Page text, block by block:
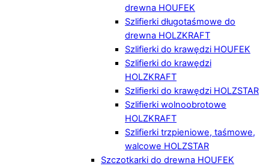
drewna HOUFEK
Szlifierki długotaśmowe do
drewna HOLZKRAFT
Szlifierki do krawędzi HOUFEK
Szlifierki do krawędzi
HOLZKRAFT
Szlifierki do krawędzi HOLZSTAR
Szlifierki wolnoobrotowe
HOLZKRAFT
Szlifierki trzpieniowe, taśmowe,
walcowe HOLZSTAR
Szczotkarki do drewna HOUFEK